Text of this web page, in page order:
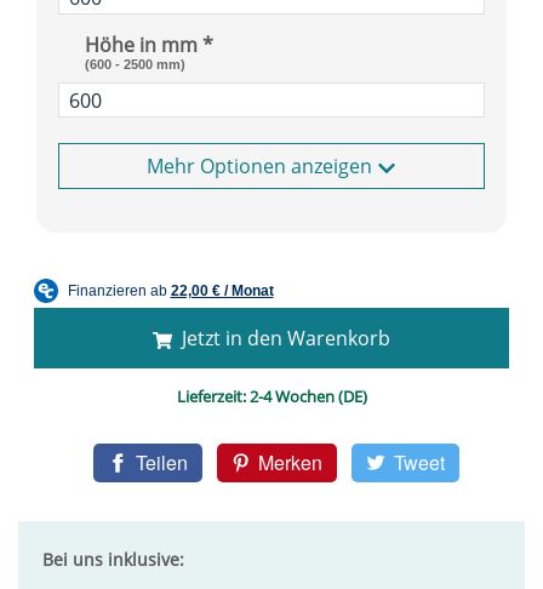
Höhe in mm *
(600 - 2500 mm)
Optionen anzeigen
Jetzt in den Warenkorb
Lieferzeit:2-4 Wochen (DE)
Teilen Merken Tweet
Bei uns inklusive: